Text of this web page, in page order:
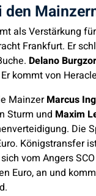
den
als Verstärkung
Frankfurt. Er
Delano
kommt von
MainzerMarcus
Sturm und Maxim
Die
Königstransfer
vom Angers
Euro, an und